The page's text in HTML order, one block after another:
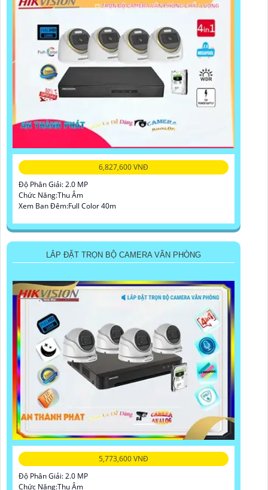
6,827,600 VNĐ
Độ Phân Giải: 2.0 MP
Chức Năng:Thu Âm
Xem Ban Đêm:Full Color 40m
LẮP ĐẶT TRỌN BỘ CAMERA VĂN PHÒNG
5,773,600 VNĐ
Độ Phân Giải: 2.0 MP
Chức Năng:Thu Âm